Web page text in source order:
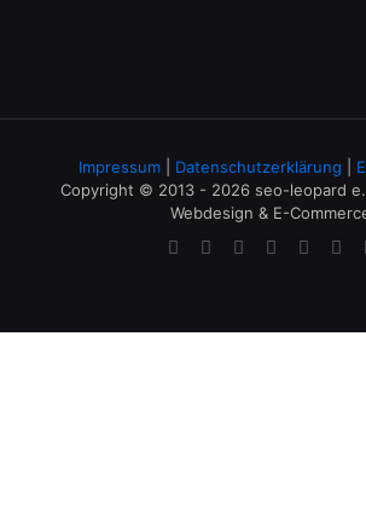
Impressum| Datenschutzerklärung
Copyright © 2013 - 2026 seo-leopard
Webdesign & E-